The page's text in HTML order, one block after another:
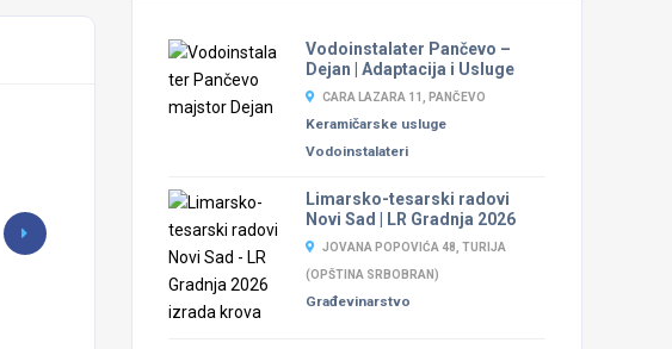
Vodoinstalater Pančevo –
Dejan | Adaptacija i Usluge
CARA LAZARA 11, PANČEVO
Keramičarske usluge
Vodoinstalateri
Limarsko-tesarski radovi
Novi Sad | LR Gradnja 2026
JOVANA POPOVIĆA 48, TURIJA
(OPŠTINA SRBOBRAN)
Građevinarstvo